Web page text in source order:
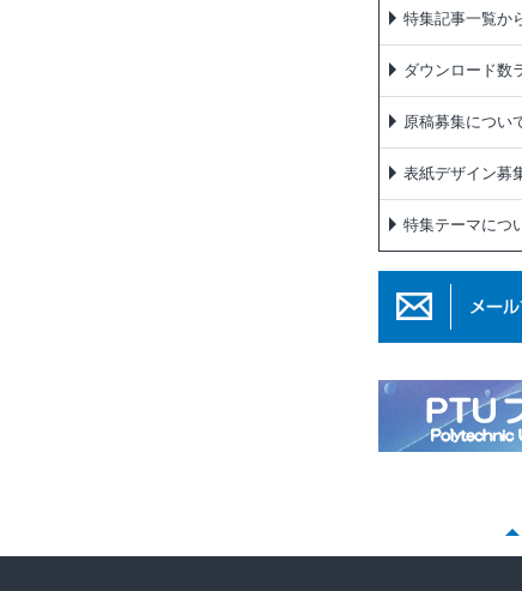
特集記事一覧か
ダウンロード数
原稿募集につい
表紙デザイン募
特集テーマにつ